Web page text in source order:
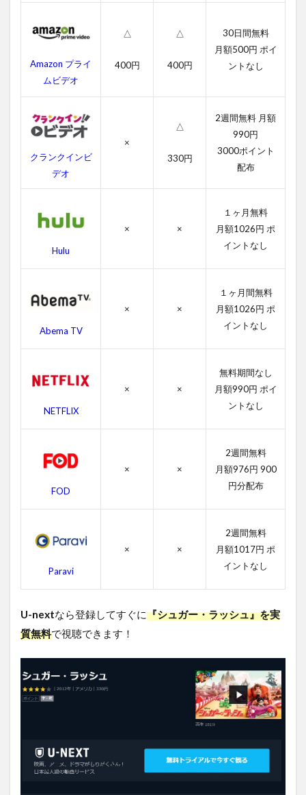
ラッ
シュ
想
4.2
ガ
ー・
ラッ
シュ
のキ
ャス
替え
4.3
シュ
ー・
ラッ
のス
タッ
4.4
ガ
シュ
の関
品
5
ガ
ラッ
を無
聴す
る方
とめ
Amazon プライ
ムビデオ
△
400円
△
400円
30日間無料
月額500円 ポイ
ントなし
クランクインビ
デオ
×
△
330円
2週間無料 月額
990円
3000ポイント
配布
Hulu
× ×
１ヶ月無料
月額1026円 ポ
イントなし
Abema TV
× ×
１ヶ月間無料
月額1026円 ポ
イントなし
NETFLIX
× ×
無料期間なし
月額990円 ポイ
ントなし
FOD
× ×
2週間無料
月額976円 900
円分配布
Paravi
× ×
2週間無料
月額1017円 ポ
イントなし
U-nextなら登録してすぐに『シュガー・ラッシュ』を実
質無料で視聴できます！